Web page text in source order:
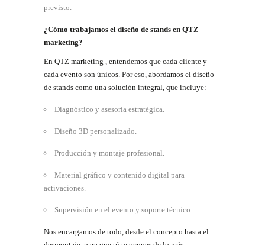
previsto.
¿Cómo trabajamos el diseño de stands en QTZ
marketing?
En QTZ marketing , entendemos que cada cliente y
cada evento son únicos. Por eso, abordamos el diseño
de stands como una solución integral, que incluye:
Diagnóstico y asesoríaestratégica.
Diseño 3Dpersonalizado.
Producción y montajeprofesional.
Material gráfico y contenido digital para
activaciones.
Supervisión en el evento y soportetécnico.
Nos encargamos de todo, desde el concepto hasta el